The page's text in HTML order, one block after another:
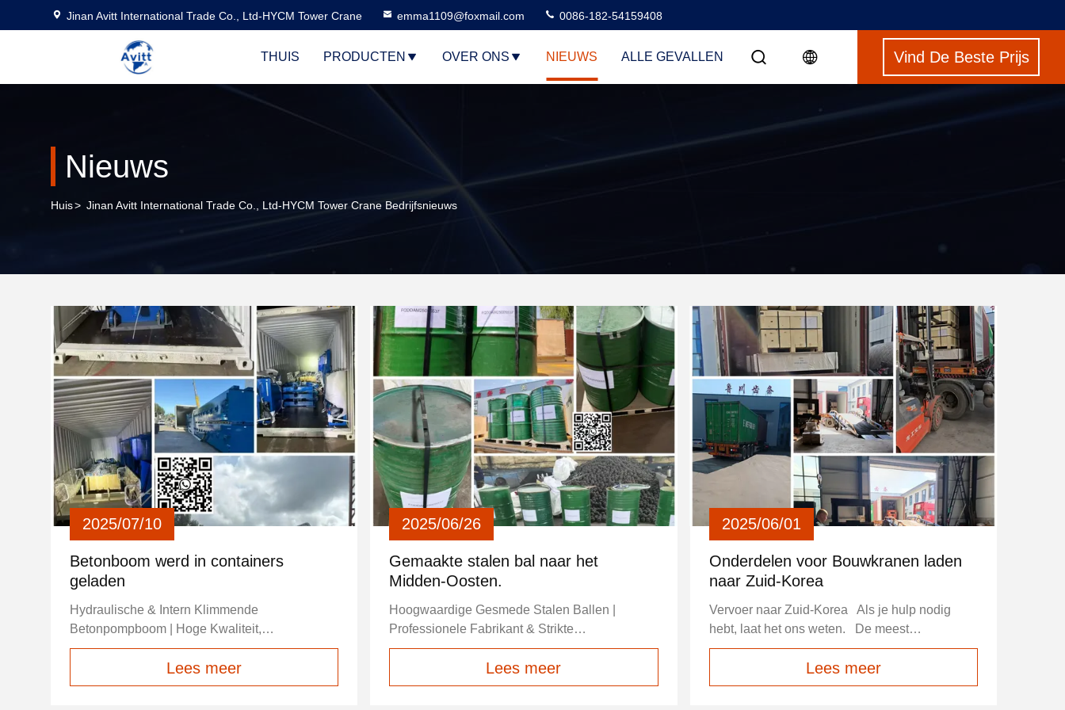
Jinan Avitt International Trade Co., Ltd-HYCM Tower Crane emma1109@foxmail.com 0086-182-54159408
THUIS PRODUCTEN OVER ONS NIEUWS ALLE GEVALLEN Vind De Beste Prijs
Nieuws
Huis> Jinan Avitt International Trade Co., Ltd-HYCM Tower Crane Bedrijfsnieuws
2025/07/10
Betonboom werd in containers
geladen
Hydraulische & Intern Klimmende
Betonpompboom | Hoge Kwaliteit,
Kosteneffectief & Snelle Levering Wij leveren
professionele hydraulische betonpompbomen
en intern klimmende betonpompbomen, veel
Lees meer
2025/06/26
Gemaakte stalen bal naar het
Midden-Oosten.
Hoogwaardige Gesmede Stalen Ballen |
Professionele Fabrikant & Strikte
Kwaliteitscontrole Als een kern professionele
productiebasis voor gesmede stalen slijpballen
in China, beschikt onze fabriek over superieure
Lees meer
2025/06/01
Onderdelen voor Bouwkranen laden
naar Zuid-Korea
Vervoer naar Zuid-Korea Als je hulp nodig
hebt, laat het ons weten. De meest
concurrerende prijs met goede kwaliteit, snelle
levering met goede service
Lees meer